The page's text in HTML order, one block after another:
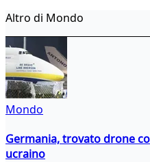
Altro di Mondo
Mondo
Germania, trovato drone
ucraino